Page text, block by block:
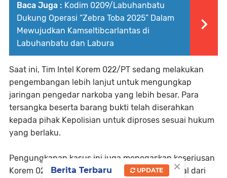
Baca Juga : Kodim 0209/Labuhanbatu
Dukung Operasi “Zebra Toba 2025” Dalam
Mewujudkan Kamseltibcarlantas di
Labuhanbatu dan Labura
Saat ini, Tim Intel Korem 022/PT sedang melakukan
pengembangan lebih lanjut untuk mengungkap
jaringan pengedar narkoba yang lebih besar. Para
tersangka beserta barang bukti telah diserahkan
kepada pihak Kepolisian untuk diproses sesuai hukum
yang berlaku.
Pengungkapan kasus ini juga menegaskan keseriusan
Korem 022/PT dalam menjaga wilayah teritorial dari
×
Berita Terbaru UPDATE